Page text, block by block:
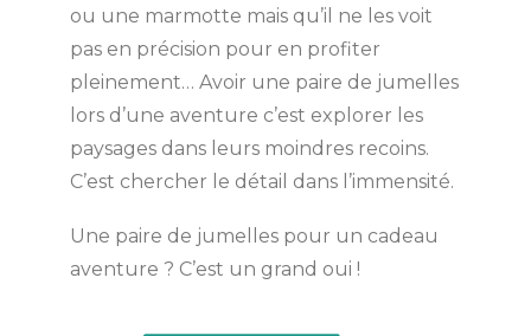
ou une marmotte mais qu’il ne les voit
pas en précision pour en profiter
pleinement… Avoir une paire de jumelles
lors d’une aventure c’est explorer les
paysages dans leurs moindres recoins.
C’est chercher le détail dans l’immensité.
Une paire de jumelles pour un cadeau
aventure ? C’est un grand oui !